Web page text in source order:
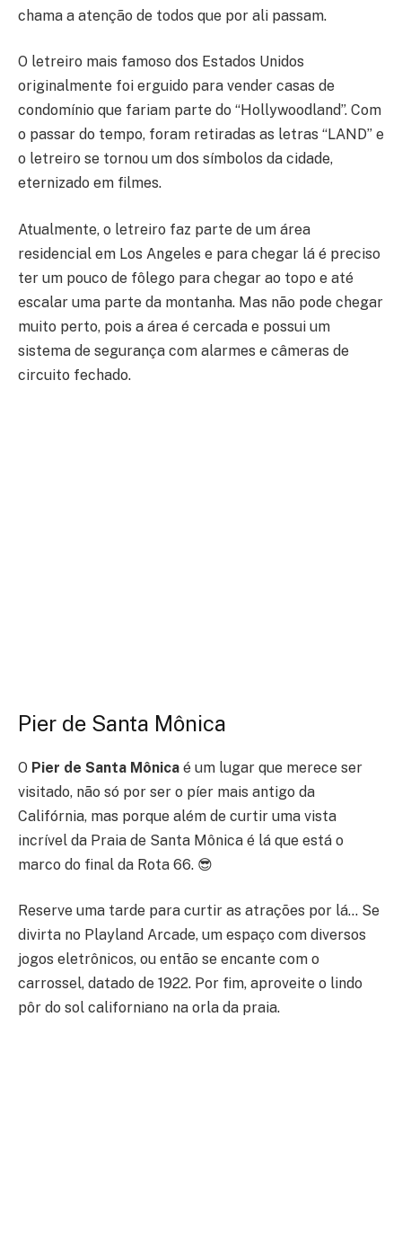
chama a atenção de todos que por ali passam.
O letreiro mais famoso dos Estados Unidos
originalmente foi erguido para vender casas de
condomínio que fariam parte do “Hollywoodland”. Com
o passar do tempo, foram retiradas as letras “LAND” e
o letreiro se tornou um dos símbolos da cidade,
eternizado em filmes.
Atualmente, o letreiro faz parte de um área
residencial em Los Angeles e para chegar lá é preciso
ter um pouco de fôlego para chegar ao topo e até
escalar uma parte da montanha. Mas não pode chegar
muito perto, pois a área é cercada e possui um
sistema de segurança com alarmes e câmeras de
circuito fechado.
Pier de Santa Mônica
O Pier de Santa Mônica é um lugar que merece ser
visitado, não só por ser o píer mais antigo da
Califórnia, mas porque além de curtir uma vista
incrível da Praia de Santa Mônica é lá que está o
marco do final da Rota 66. 😎
Reserve uma tarde para curtir as atrações por lá… Se
divirta no Playland Arcade, um espaço com diversos
jogos eletrônicos, ou então se encante com o
carrossel, datado de 1922. Por fim, aproveite o lindo
pôr do sol californiano na orla da praia.